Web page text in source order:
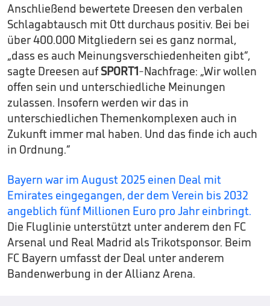
Anschließend bewertete Dreesen den verbalen
Schlagabtausch mit Ott durchaus positiv. Bei bei
über 400.000 Mitgliedern sei es ganz normal,
„dass es auch Meinungsverschiedenheiten gibt“,
sagte Dreesen aufSPORT1-Nachfrage: „Wir wollen
offen sein und unterschiedliche Meinungen
zulassen. Insofern werden wir das in
unterschiedlichen Themenkomplexen auch in
Zukunft immer mal haben. Und das finde ich auch
in Ordnung.“
Bayern war im August 2025 einen Deal mit
Emirates eingegangen, der dem Verein bis 2032
angeblich fünf Millionen Euro pro Jahr einbringt.
Die Fluglinie unterstützt unter anderem den FC
Arsenal und Real Madrid als Trikotsponsor. Beim
FC Bayern umfasst der Deal unter anderem
Bandenwerbung in der Allianz Arena.